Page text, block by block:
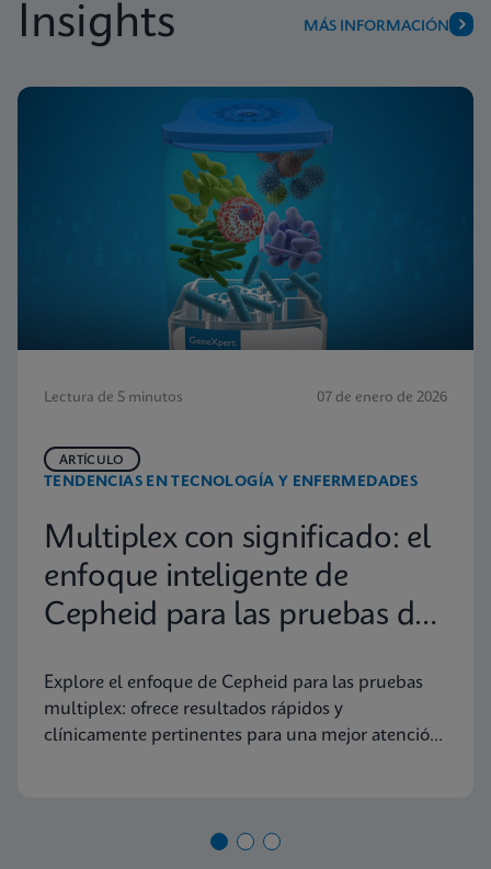
Insights MÁS INFORMACIÓN
Lectura de 5 minutos 07 de enero de 2026
TENDENCIAS EN TECNOLOGÍA Y ENFERMEDADES
ARTÍCULO
Multiplex con significado: el
enfoque inteligente de
Cepheid para las pruebas de
Explore el enfoque de Cepheid para las pruebas
multiplex: ofrece resultados rápidos y
clínicamente pertinentes para una mejor atención